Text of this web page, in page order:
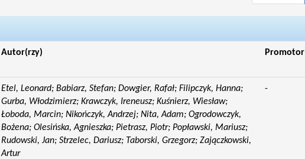
Autor(rzy) Promotor
Etel, Leonard; Babiarz, Stefan; Dowgier, Rafał; Filipczyk, Hanna;
Gurba, Włodzimierz; Krawczyk, Ireneusz; Kuśnierz, Wiesław;
Łoboda, Marcin; Nikończyk, Andrzej; Nita, Adam; Ogrodowczyk,
Bożena; Olesińska, Agnieszka; Pietrasz, Piotr; Popławski, Mariusz;
Rudowski, Jan; Strzelec, Dariusz; Taborski, Grzegorz; Zajączkowski,
Artur
-